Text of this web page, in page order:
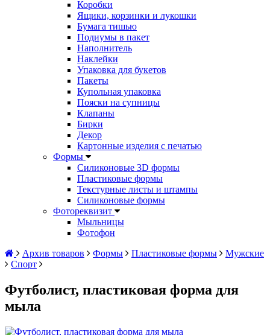
Коробки
Ящики, корзинки и лукошки
Бумага тишью
Подиумы в пакет
Наполнитель
Наклейки
Упаковка для букетов
Пакеты
Купольная упаковка
Пояски на супницы
Клапаны
Бирки
Декор
Картонные изделия с печатью
Формы
Силиконовые 3D формы
Пластиковые формы
Текстурные листы и штампы
Силиконовые формы
Фотореквизит
Мыльницы
Фотофон
Архив товаров
Формы Пластиковые формы
Мужские
Спорт
Футболист, пластиковая форма для
мыла